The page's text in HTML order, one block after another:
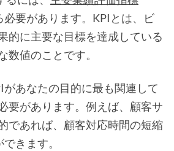
必要があります。KPIとは、ビ
的に主要な目標を達成している
数値のことです。
あなたの目的に最も関連して
要があります。例えば、顧客サ
であれば、顧客対応時間の短縮
きます。